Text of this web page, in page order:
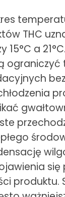
THC
a
ograniczyć
się
produktu.